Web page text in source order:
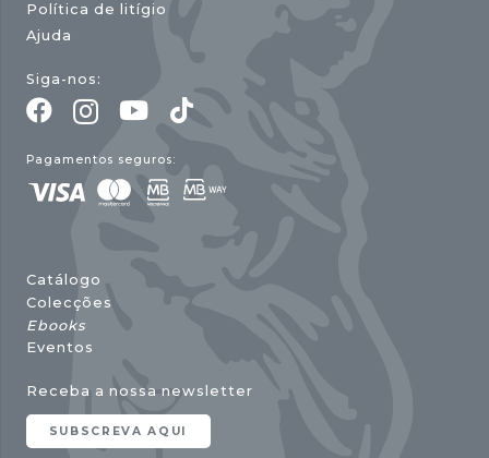
Política de litígio
Ajuda
Siga-nos:
Pagamentos seguros:
Catálogo
Colecções
Ebooks
Eventos
Receba a nossa newsletter
SUBSCREVA AQUI